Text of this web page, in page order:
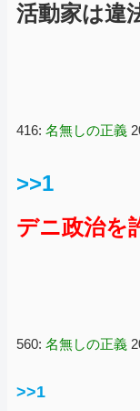
活動家は違
416: 名無しの正義
>>1
デニ政治を
560: 名無しの正義
>>1